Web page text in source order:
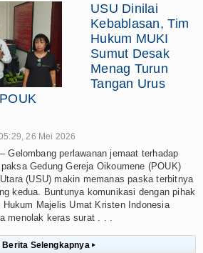
USU Dinilai
Kebablasan, Tim
Hukum MUKI
Sumut Desak
Menag Turun
Tangan Urus
26 Mei 2026
Gelombang perlawanan jemaat terhadap
Gedung Gereja Oikoumene (POUK)
(USU) makin memanas paska terbitnya
kedua. Buntunya komunikasi dengan pihak
Hukum Majelis Umat Kristen Indonesia
menolak keras surat . . .
Berita Selengkapnya ▸